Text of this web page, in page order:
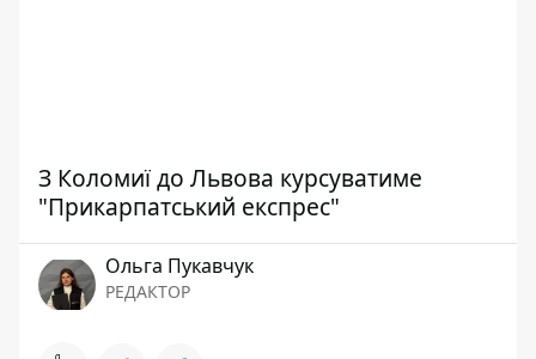
З Коломиї до Львова курсуватиме
"Прикарпатський експрес"
Ольга Пукавчук
РЕДАКТОР